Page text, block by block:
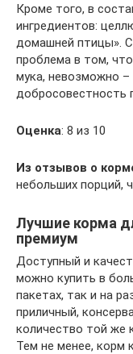
Кроме того, в
ингредиентов:
домашней птицы».
проблема в том,
мука, невозможно –
добросовестность
Оценка: 8 из 10
Из отзывов о
небольших порций,
Лучшие корма
премиум
Доступный и
можно купить в
пакетах, так и на
приличный,
количество той же
Тем не менее, корм